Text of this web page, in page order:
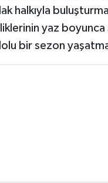
halkıyla
yaz
bir sezon